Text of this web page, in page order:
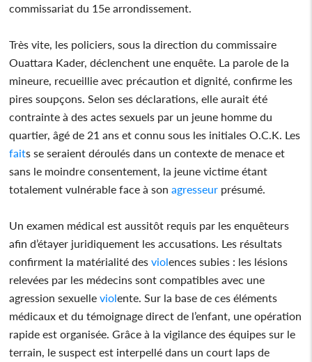
commissariat du 15e arrondissement.
Très vite, les policiers, sous la direction du commissaire
Ouattara Kader, déclenchent une enquête. La parole de la
mineure, recueillie avec précaution et dignité, confirme les
pires soupçons. Selon ses déclarations, elle aurait été
contrainte à des actes sexuels par un jeune homme du
quartier, âgé de 21 ans et connu sous les initiales O.C.K. Les
faits se seraient déroulés dans un contexte de menace et
sans le moindre consentement, la jeune victime étant
totalement vulnérable face à sonagresseur présumé.
Un examen médical est aussitôt requis par les enquêteurs
afin d’étayer juridiquement les accusations. Les résultats
confirment la matérialité desviolences subies : les lésions
relevées par les médecins sont compatibles avec une
agression sexuelleviolente. Sur la base de ces éléments
médicaux et du témoignage direct de l’enfant, une opération
rapide est organisée. Grâce à la vigilance des équipes sur le
terrain, le suspect est interpellé dans un court laps de